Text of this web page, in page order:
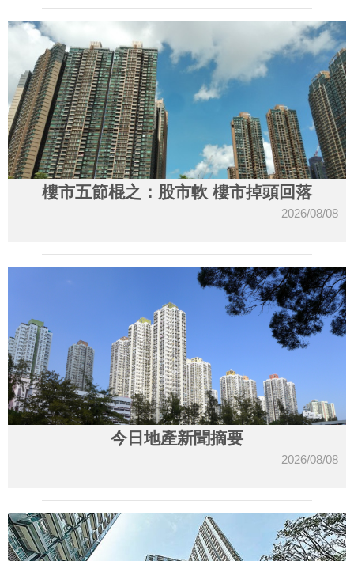
樓市五節棍之：股市軟 樓市掉頭回落
2026/08/08
今日地產新聞摘要
2026/08/08